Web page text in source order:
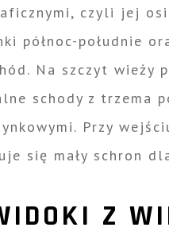
czyli jej
północ-południe
Na szczyt wieży
schody z trzema
Przy
się mały schron
Z